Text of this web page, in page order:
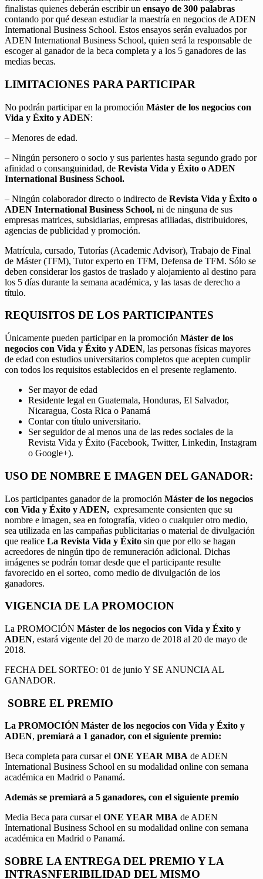
finalistas quienes deberán escribir un ensayo de 300 palabras
contando por qué desean estudiar la maestría en negocios de ADEN
International Business School. Estos ensayos serán evaluados por
ADEN International Business School, quien será la responsable de
escoger al ganador de la beca completa y a los 5 ganadores de las
medias becas.
LIMITACIONES PARA PARTICIPAR
No podrán participar en la promoción Máster de los negocios con
Vida y Éxito y ADEN:
– Menores de edad.
– Ningún personero o socio y sus parientes hasta segundo grado por
afinidad o consanguinidad, de Revista Vida y Éxito o ADEN
International Business School.
– Ningún colaborador directo o indirecto de Revista Vida y Éxito o
ADEN International Business School, ni de ninguna de sus
empresas matrices, subsidiarias, empresas afiliadas, distribuidores,
agencias de publicidad y promoción.
Matrícula, cursado, Tutorías (Academic Advisor), Trabajo de Final
de Máster (TFM), Tutor experto en TFM, Defensa de TFM. Sólo se
deben considerar los gastos de traslado y alojamiento al destino para
los 5 días durante la semana académica, y las tasas de derecho a
título.
REQUISITOS DE LOS PARTICIPANTES
Únicamente pueden participar en la promoción Máster de los
negocios con Vida y Éxito y ADEN, las personas físicas mayores
de edad con estudios universitarios completos que acepten cumplir
con todos los requisitos establecidos en el presente reglamento.
Ser mayor de edad
Residente legal en Guatemala, Honduras, El Salvador,
Nicaragua, Costa Rica o Panamá
Contar con título universitario.
Ser seguidor de al menos una de las redes sociales de la
Revista Vida y Éxito (Facebook, Twitter, Linkedin, Instagram
o Google+).
USO DE NOMBRE E IMAGEN DEL GANADOR:
Los participantes ganador de la promoción Máster de los negocios
con Vida y Éxito y ADEN, expresamente consienten que su
nombre e imagen, sea en fotografía, video o cualquier otro medio,
sea utilizada en las campañas publicitarias o material de divulgación
que realice La Revista Vida y Éxito sin que por ello se hagan
acreedores de ningún tipo de remuneración adicional. Dichas
imágenes se podrán tomar desde que el participante resulte
favorecido en el sorteo, como medio de divulgación de los
ganadores.
VIGENCIA DE LA PROMOCION
La PROMOCIÓN Máster de los negocios con Vida y Éxito y
ADEN, estará vigente del 20 de marzo de 2018 al 20 de mayo de
2018.
FECHA DEL SORTEO: 01 de junio Y SE ANUNCIA AL
GANADOR.
SOBRE EL PREMIO
La PROMOCIÓN Máster de los negocios con Vida y Éxito y
ADEN, premiará a 1 ganador, con el siguiente premio:
Beca completa para cursar el ONE YEAR MBA de ADEN
International Business School en su modalidad online con semana
académica en Madrid o Panamá.
Además se premiará a 5 ganadores, con el siguiente premio
Media Beca para cursar el ONE YEAR MBA de ADEN
International Business School en su modalidad online con semana
académica en Madrid o Panamá.
SOBRE LA ENTREGA DEL PREMIO Y LA
INTRASNFERIBILIDAD DEL MISMO